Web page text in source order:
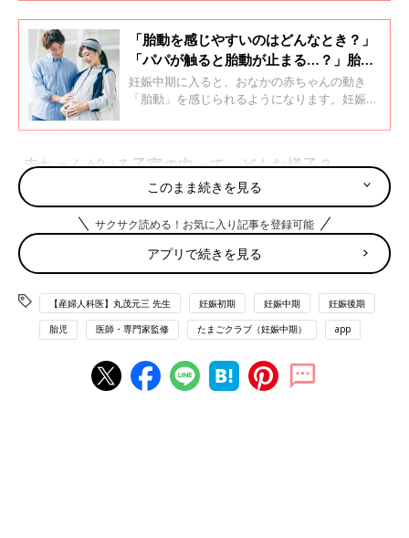
「胎動を感じやすいのはどんなとき？」
「パパが触ると胎動が止まる…？」胎動
の疑問を産婦人科医が回答
妊娠中期に入ると、おなかの赤ちゃんの動き
「胎動」を感じられるようになります。妊娠週
じる位置や動き方にもバリエーションが。いつ
か、超音波検査で多くのおなかの中の赤ちゃん
を見てきた産婦人科医の丸茂元三先生に教えて
もらいます。
赤ちゃんがいる子宮の中って、どんな様子？
赤ちゃんは、羊水（ようすい）に満たされた子宮の中で過ごして
いますが、苦しかったり、過ごしにくかったりはしないのでしょ
うか？
Q１：赤ちゃんは羊水の中で、苦しくないの？
「自分が水の中で生活することを考えると、つい『おなかの赤ち
ゃんは、苦しくないの？』と心配になりがちですが、赤ちゃんは
苦しくありません。理由は、子宮の中のある胎盤には、ママの血
このまま続きを見る
サクサク読める！お気に入り記事を登録可能
アプリで続きを見る
【産婦人科医】丸茂元三 先生 妊娠初期 妊娠中期 妊娠後期
胎児 医師・専門家監修 たまごクラブ（妊娠中期） app